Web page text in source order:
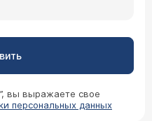
вы выражаете свое
персональных данных